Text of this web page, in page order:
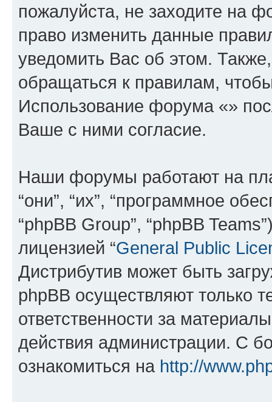
пожалуйста, не заходите на
право изменить данные
уведомить Вас об этом.
обращаться к правилам,
Использование форума «»
Ваше с ними согласие.
Наши форумы работают на
“они”, “их”, “программное
“phpBB Group”, “phpBB
лицензией “General Public
Дистрибутив может быть
phpBB осуществляют только
ответственности за
действия администрации. С
ознакомиться на http://